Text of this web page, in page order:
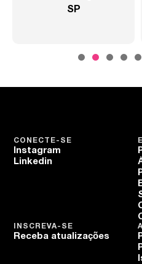
SP
CONECTE-SE
Instagram
Linkedin
INSCREVA-SE
Receba atualizações